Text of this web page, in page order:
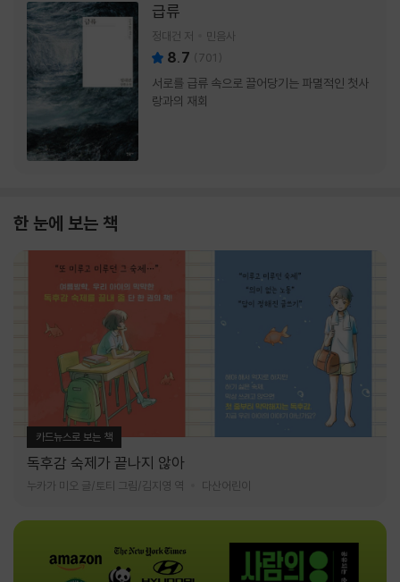
급류
정대건 저 민음사
8.7 (701 )
서로를 급류 속으로 끌어당기는 파멸적인 첫사
랑과의 재회
한 눈에 보는 책
카드뉴스로 보는 책
독후감 숙제가 끝나지 않아
누카가 미오 글/토티 그림/김지영 역 다산어린이